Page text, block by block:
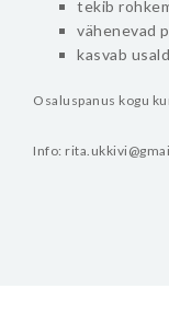
tekib
vähenevad
kasvab
Osaluspanus kogu
Info: